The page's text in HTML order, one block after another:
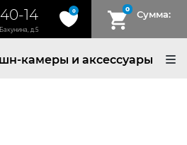
14
д.5
0 0 Сумма:
камеры и аксессуары